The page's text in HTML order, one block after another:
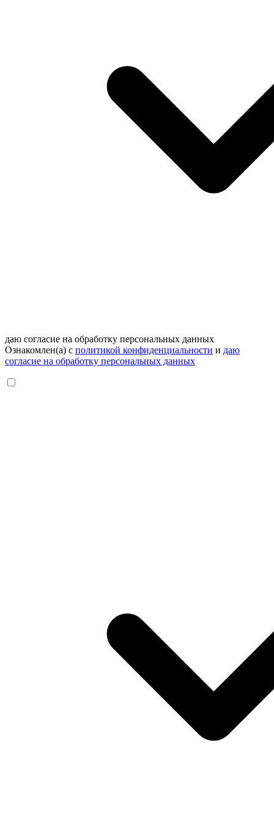
даю согласие на обработку персональных данных
Ознакомлен(а) с политикой конфиденциальности и даю
согласие на обработку персональных данных